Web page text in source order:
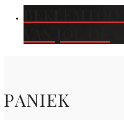
PANIEK